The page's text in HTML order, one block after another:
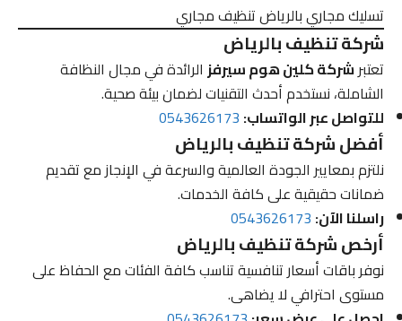
تسليك مجاري بالرياض تنظيف مجاري
شركة تنظيف بالرياض
تعتبرشركة كلين هوم سيرفزالرائدة في مجال النظافة
الشاملة، نستخدم أحدث التقنيات لضمان بيئة صحية.
للتواصل عبر الواتساب:0543626173
أفضل شركة تنظيف بالرياض
نلتزم بمعايير الجودة العالمية والسرعة في الإنجاز مع تقديم
ضمانات حقيقية على كافة الخدمات.
راسلنا الآن:0543626173
أرخص شركة تنظيف بالرياض
نوفر باقات أسعار تنافسية تناسب كافة الفئات مع الحفاظ على
مستوى احترافي لا يضاهى.